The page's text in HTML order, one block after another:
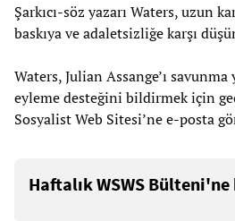
Şarkıcı-söz yazarı Waters, uzun
baskıya ve adaletsizliğe karşı
Waters, Julian Assange’ı
eyleme desteğini bildirmek için
Sosyalist Web Sitesi’ne e-posta
Haftalık WSWS